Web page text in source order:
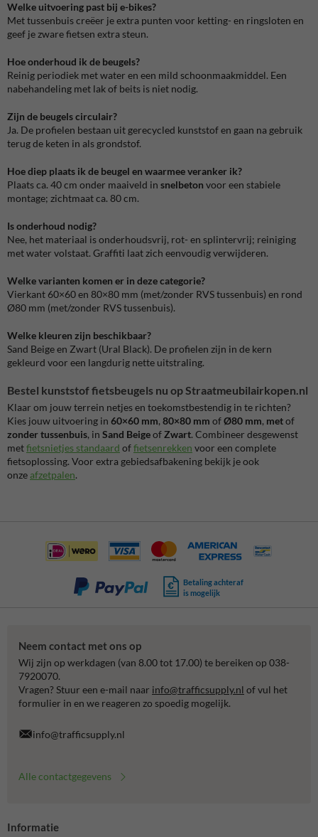
Welke uitvoering past bij e-bikes?
Met tussenbuis creëer je extra punten voor ketting- en ringsloten en
geef je zware fietsen extra steun.
Hoe onderhoud ik de beugels?
Reinig periodiek met water en een mild schoonmaakmiddel. Een
nabehandeling met lak of beits is niet nodig.
Zijn de beugels circulair?
Ja. De profielen bestaan uit gerecycled kunststof en gaan na gebruik
terug de keten in als grondstof.
Hoe diep plaats ik de beugel en waarmee veranker ik?
Plaats ca. 40 cm onder maaiveld in snelbeton voor een stabiele
montage; zichtmaat ca. 80 cm.
Is onderhoud nodig?
Nee, het materiaal is onderhoudsvrij, rot- en splintervrij; reiniging
met water volstaat. Graffiti laat zich eenvoudig verwijderen.
Welke varianten komen er in deze categorie?
Vierkant 60×60 en 80×80 mm (met/zonder RVS tussenbuis) en rond
Ø80 mm (met/zonder RVS tussenbuis).
Welke kleuren zijn beschikbaar?
Sand Beige en Zwart (Ural Black). De profielen zijn in de kern
gekleurd voor een langdurig nette uitstraling.
Bestel kunststof fietsbeugels nu op Straatmeubilairkopen.nl
Klaar om jouw terrein netjes en toekomstbestendig in te richten?
Kies jouw uitvoering in 60×60 mm, 80×80 mm ofØ80 mm, metof
zonder tussenbuis, in Sand Beigeof Zwart. Combineer desgewenst
metfietsnietjes standaard offietsenrekken voor een complete
fietsoplossing. Voor extra gebiedsafbakening bekijk je ook
onze afzetpalen.
Betaling achteraf
is mogelijk
Neem contact met ons op
Wij zijn op werkdagen (van 8.00 tot 17.00) te bereiken op 038-
7920070.
Vragen? Stuur een e-mail naar info@trafficsupply.nl of vul het
formulier in en we reageren zo spoedig mogelijk.
info@trafficsupply.nl
Alle contactgegevens
Informatie